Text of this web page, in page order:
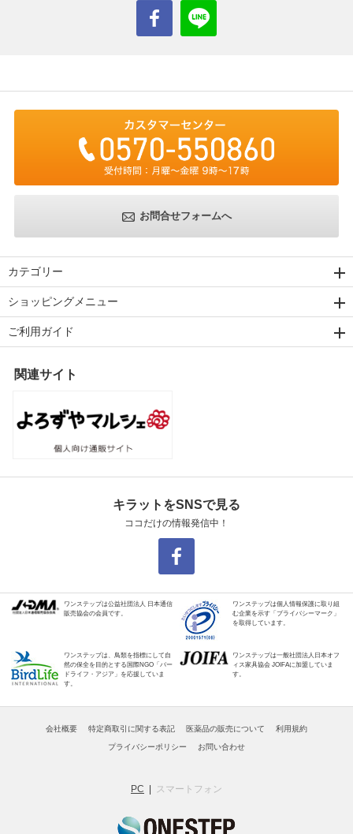
お問合せフォームへ
カテゴリー
ショッピングメニュー
ご利用ガイド
関連サイト
キラットをSNSで見る
ココだけの情報発信中！
ワンステップは公益社団法人 日本通信
販売協会の会員です。
ワンステップは個人情報保護に取り組
む企業を示す「プライバシーマーク」
を取得しています。
ワンステップは、鳥類を指標にして自
然の保全を目的とする国際NGO「バー
ドライフ・アジア」を応援していま
す。
ワンステップは一般社団法人日本オフ
ィス家具協会 JOIFAに加盟していま
す。
会社概要 特定商取引に関する表記 医薬品の販売について 利用規約
プライバシーポリシー お問い合わせ
PC スマートフォン